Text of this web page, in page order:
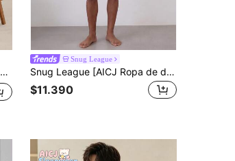
Snug League
Snug League [AICJ Ropa de dormir] Conjunto de 2 piezas de camiseta de manga corta de unicolor holgada y simple, y pantalones cortos a cuadros de pijama, para primavera/verano
$11.390